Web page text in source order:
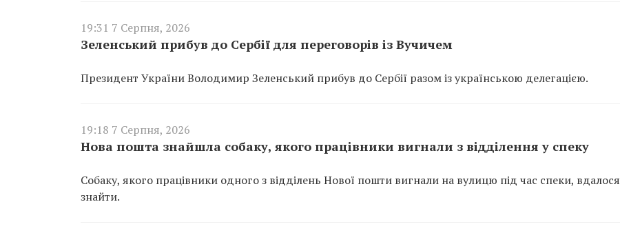
19:31 7 Серпня, 2026
Зеленський прибув до Сербії для переговорів із Вучичем
Президент України Володимир Зеленський прибув до Сербії разом із українською делегацією.
19:18 7 Серпня, 2026
Нова пошта знайшла собаку, якого працівники вигнали з відділення у спеку
Собаку, якого працівники одного з відділень Нової пошти вигнали на вулицю під час спеки, вдалося
знайти.